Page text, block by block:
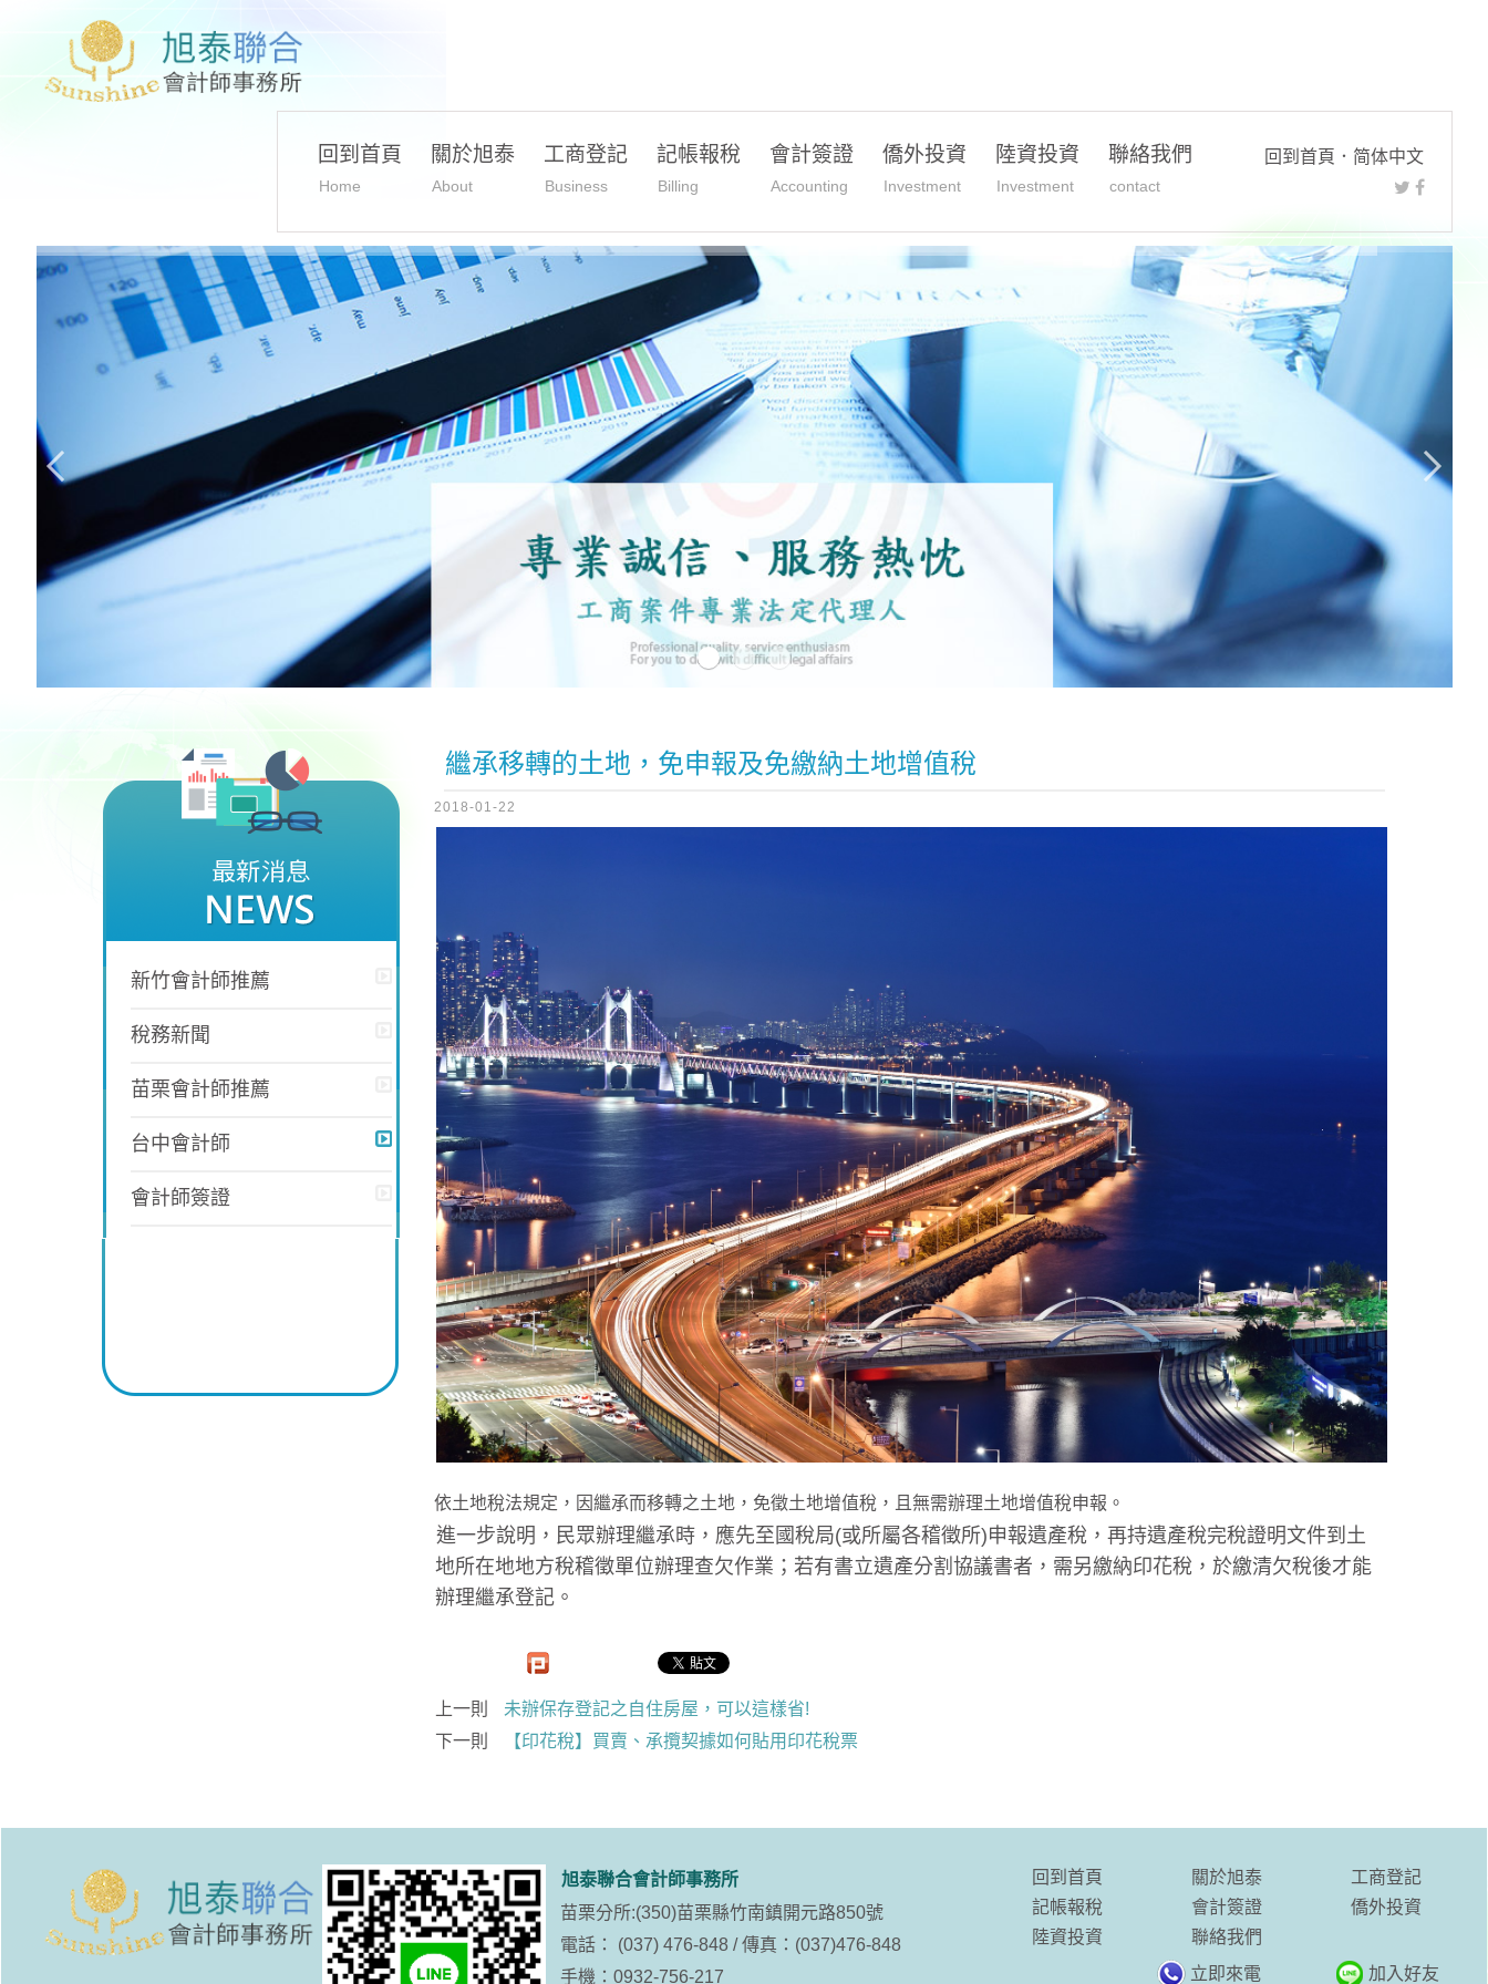
回到首頁 ． 简体中文
回到首頁
Home
關於旭泰
About
工商登記
Business
記帳報稅
Billing
會計簽證
Accounting
僑外投資
Investment
陸資投資
Investment
聯絡我們
contact
繼承移轉的土地，免申報及免繳納土地增值稅
2018-01-22
依土地稅法規定，因繼承而移轉之土地，免徵土地增值稅，且無需辦理土地增值稅申報。
進一步說明，民眾辦理繼承時，應先至國稅局(或所屬各稽徵所)申報遺產稅，再持遺產稅完稅證明文件到土
地所在地地方稅稽徵單位辦理查欠作業；若有書立遺產分割協議書者，需另繳納印花稅，於繳清欠稅後才能
辦理繼承登記。
上一則
未辦保存登記之自住房屋，可以這樣省!
下一則
【印花稅】買賣、承攬契據如何貼用印花稅票
新竹會計師推薦
稅務新聞
苗栗會計師推薦
台中會計師
會計師簽證
旭泰聯合會計師事務所
苗栗分所:(350)苗栗縣竹南鎮開元路850號
電話： (037) 476-848 / 傳真：(037)476-848
手機：0932-756-217
回到首頁 關於旭泰
工商登記
記帳報稅
會計簽證
僑外投資
陸資投資
聯絡我們
加入好友
立即來電